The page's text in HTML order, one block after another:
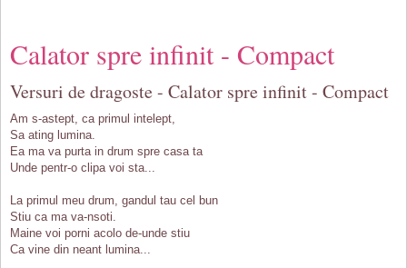
Calator spre infinit - Compact
Versuri de dragoste - Calator spre infinit - Compact
Am s-astept, ca primul intelept,
Sa ating lumina.
Ea ma va purta in drum spre casa ta
Unde pentr-o clipa voi sta...
La primul meu drum, gandul tau cel bun
Stiu ca ma va-nsoti.
Maine voi porni acolo de-unde stiu
Ca vine din neant lumina...